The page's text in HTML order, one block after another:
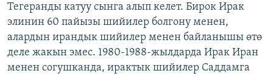
Тегеранды катуу сынга алып келет. Бирок Ирак
элинин 60 пайызы шийилер болгону менен,
алардын ирандык шийилер менен байланышы өтө
деле жакын эмес. 1980-1988-жылдарда Ирак Иран
менен согушканда, ирактык шийилер Саддамга